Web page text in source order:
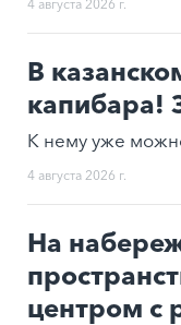
4 августа 2026 г.
В
капибара!
К нему уже
4 августа 2026 г.
На
центром с